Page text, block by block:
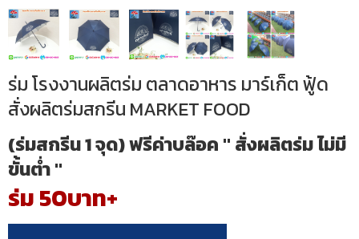
ร่ม โรงงานผลิตร่ม ตลาดอาหาร มาร์เก็ต ฟู้ด
สั่งผลิตร่มสกรีน MARKET FOOD
(ร่มสกรีน 1 จุด) ฟรีค่าบล๊อค " สั่งผลิตร่ม ไม่มี
ขั้นต่ำ "
ร่ม 50บาท+